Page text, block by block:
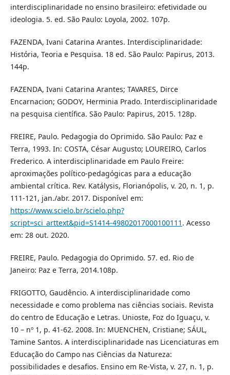
interdisciplinaridade no ensino brasileiro: efetividade ou
ideologia. 5. ed. São Paulo: Loyola, 2002. 107p.
FAZENDA, Ivani Catarina Arantes. Interdisciplinaridade:
História, Teoria e Pesquisa. 18 ed. São Paulo: Papirus, 2013.
144p.
FAZENDA, Ivani Catarina Arantes; TAVARES, Dirce
Encarnacion; GODOY, Herminia Prado. Interdisciplinaridade
na pesquisa científica. São Paulo: Papirus, 2015. 128p.
FREIRE, Paulo. Pedagogia do Oprimido. São Paulo: Paz e
Terra, 1993. In: COSTA, César Augusto; LOUREIRO, Carlos
Frederico. A interdisciplinaridade em Paulo Freire:
aproximações político-pedagógicas para a educação
ambiental crítica. Rev. Katálysis, Florianópolis, v. 20, n. 1, p.
111-121, jan./abr. 2017. Disponível em:
https://www.scielo.br/scielo.php?
script=sci_arttext&pid=S1414-49802017000100111 . Acesso
em: 28 out. 2020.
FREIRE, Paulo. Pedagogia do Oprimido. 57. ed. Rio de
Janeiro: Paz e Terra, 2014.108p.
FRIGOTTO, Gaudêncio. A interdisciplinaridade como
necessidade e como problema nas ciências sociais. Revista
do centro de Educação e Letras. Unioste, Foz do Iguaçu, v.
10 – nº 1, p. 41-62. 2008. In: MUENCHEN, Cristiane; SÁUL,
Tamine Santos. A interdisciplinaridade nas Licenciaturas em
Educação do Campo nas Ciências da Natureza:
possibilidades e desafios. Ensino em Re-Vista, v. 27, n. 1, p.